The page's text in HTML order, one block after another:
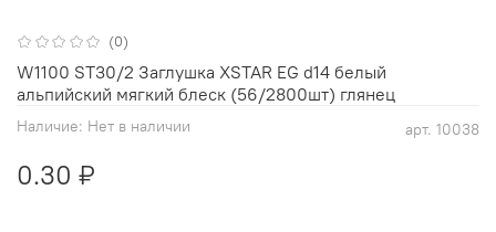
(0)
арт. 10038
Наличие: Нет в наличии
0.30 ₽
W1100 ST30/2 Заглушка XSTAR EG d14 белый
альпийский мягкий блеск (56/2800шт) глянец